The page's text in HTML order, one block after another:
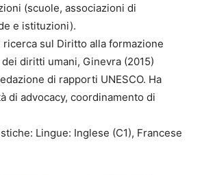
(scuole, associazioni di
e istituzioni).
ricerca sul Diritto alla formazione
diritti umani, Ginevra (2015)
di rapporti UNESCO. Ha
di advocacy, coordinamento di
Lingue: Inglese (C1), Francese